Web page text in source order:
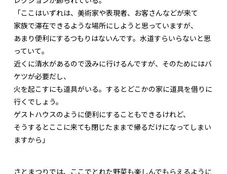
「ここはいずれは、美術家や表現者、お客さんなどが来て
家族で滞在できるような場所にしようと思っていますが、
あまり便利にするつもりはないんです。水道すらいらないと思
っていて。
近くに清水があるので汲みに行けるんですが、そのためにはバ
ケツが必要だし、
火を起こすにも道具がいる。するとどこかの家に道具を借りに
行くでしょう。
ゲストハウスのように便利にすることもできるけれど、
そうするとここに来ても閉じたままで帰るだけになってしまい
ますから」
さとまつりでは、ここでとれた野菜も楽しんでもらえるように